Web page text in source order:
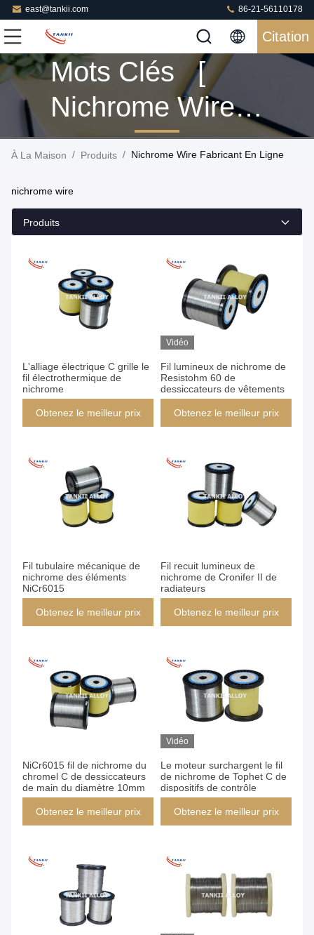
east@tankii.com 86-21-56110178
Citation
Mots Clés [
Nichrome Wire ]
Correspondance
À La Maison / Produits / Nichrome Wire Fabricant En Ligne
nichrome wire
Produits
L'alliage électrique C grille le
fil électrothermique de
nichrome
Obtenez le meilleur prix
Vidéo
Fil lumineux de nichrome de
Resistohm 60 de
dessiccateurs de vêtements
Obtenez le meilleur prix
Fil tubulaire mécanique de
nichrome des éléments
NiCr6015
Obtenez le meilleur prix
Fil recuit lumineux de
nichrome de Cronifer II de
radiateurs
Obtenez le meilleur prix
NiCr6015 fil de nichrome du
chromel C de dessiccateurs
de main du diamètre 10mm
Obtenez le meilleur prix
Vidéo
Le moteur surchargent le fil
de nichrome de Tophet C de
dispositifs de contrôle
Obtenez le meilleur prix